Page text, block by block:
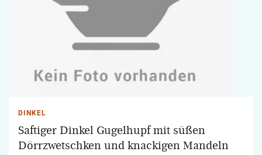
DINKEL
Saftiger Dinkel Gugelhupf mit süßen
Dörrzwetschken und knackigen Mandeln